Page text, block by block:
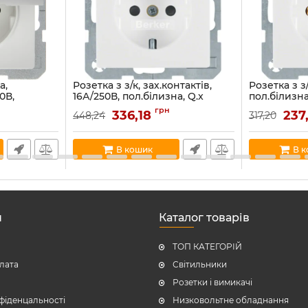
Розетка з з/к, зах.контактів,
16А/250В, пол.білизна, Q.x
Артикул:
47236089
В наявності:32
448,24 336,18 грн
В кошик
Розетка з
Артикул:
В наявності:
317,20
В
Каталог товарів
ТОП КАТЕГОРІЙ
Світильники
Розетки і вимикачі
Низковольтне обладнання